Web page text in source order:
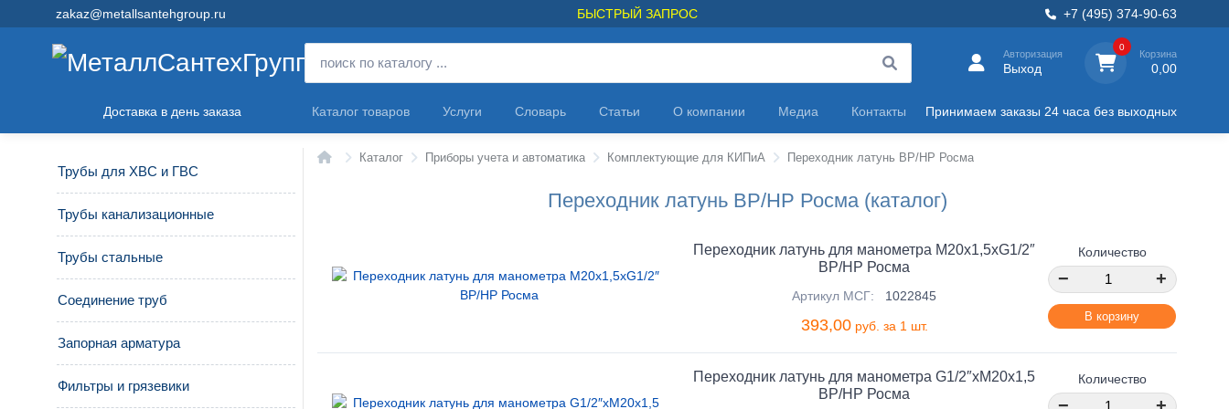
zakaz@metallsantehgroup.ru БЫСТРЫЙ ЗАПРОС +7 (495) 374-90-63
Авторизация
Выход
0
Корзина
0,00
Доставка в день заказа Каталог товаров Услуги Словарь Статьи О компании Медиа Контакты Принимаем заказы 24 часа без выходных
Трубы для ХВС и ГВС
Трубы канализационные
Трубы стальные
Соединение труб
Запорная арматура
Фильтры и грязевики
ГлавнаяКаталог Приборы учета и автоматика Комплектующие для КИПиА Переходник латунь ВР/НР Росма
Переходник латунь ВР/НР Росма (каталог)
Переходник латунь для манометра М20х1,5хG1/2″
ВР/НР Росма
Артикул МСГ: 1022845
393,00руб. за 1 шт.
Количество
− +
В корзину
Переходник латунь для манометра G1/2″хМ20х1,5
ВР/НР Росма
Количество